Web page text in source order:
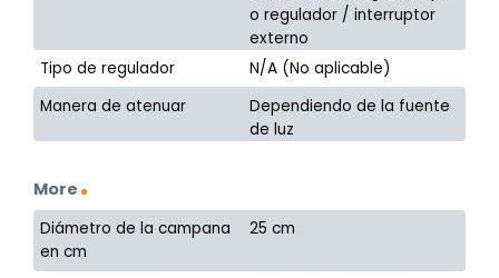
o regulador / interruptor
externo
Tipo de regulador
N/A (No aplicable)
Manera de atenuar
Dependiendo de la fuente
de luz
More
Diámetro de la campana
en cm
25 cm